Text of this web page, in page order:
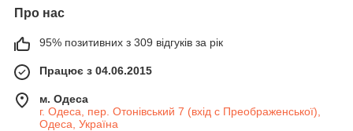
Про нас
95% позитивних з 309 відгуків за рік
Працює з 04.06.2015
м. Одеса
г. Одеса, пер. Отонівський 7 (вхід с Преображенської),
Одеса, Україна